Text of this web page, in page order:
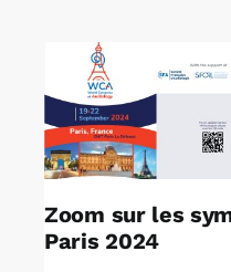
Rechercher:
Annonces emploi
Zoom sur les
Paris 2024